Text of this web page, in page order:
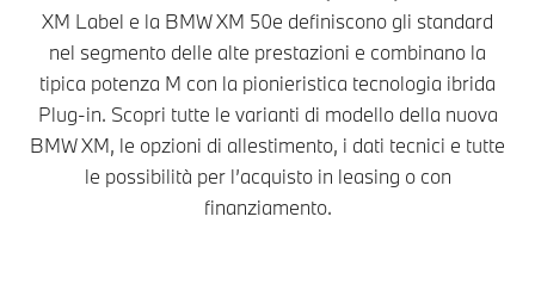
XM Label e la BMW XM 50e definiscono gli standard
nel segmento delle alte prestazioni e combinano la
tipica potenza M con la pionieristica tecnologia ibrida
Plug-in. Scopri tutte le varianti di modello della nuova
BMW XM, le opzioni di allestimento, i dati tecnici e tutte
le possibilità per l’acquisto in leasing o con
finanziamento.